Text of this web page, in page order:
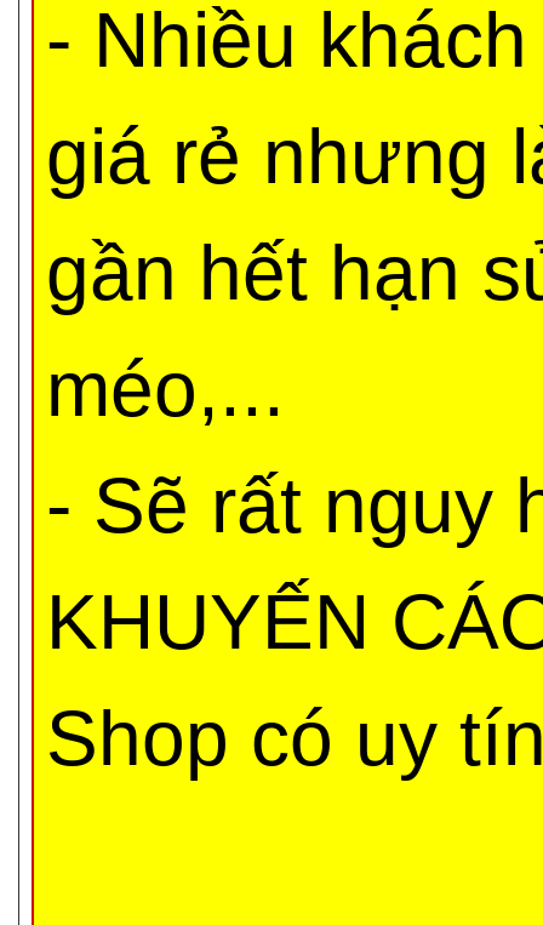
- Nhiều
giá rẻ nhưng
gần hết hạn
méo,...
- Sẽ rất nguy
KHUYẾN
Shop có uy